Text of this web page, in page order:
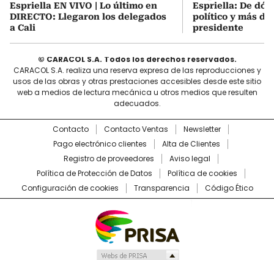
Espriella EN VIVO | Lo último en
DIRECTO: Llegaron los delegados
a Cali
Espriella: De
político y más
presidente
© CARACOL S.A. Todos los derechos reservados.
CARACOL S.A. realiza una reserva expresa de las reproducciones y
usos de las obras y otras prestaciones accesibles desde este sitio
web a medios de lectura mecánica u otros medios que resulten
adecuados.
Contacto Contacto Ventas
Newsletter
Pago electrónico clientes
Alta de Clientes
Registro de proveedores
Aviso legal
Política de Protección de Datos
Política de cookies
Configuración de cookies
Transparencia Código Ético